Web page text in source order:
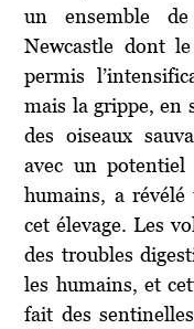
un ensemble
Newcastle dont
permis
mais la grippe, en
des oiseaux
avec un potentiel
humains, a
cet élevage. Les
des troubles
les humains, et
fait des